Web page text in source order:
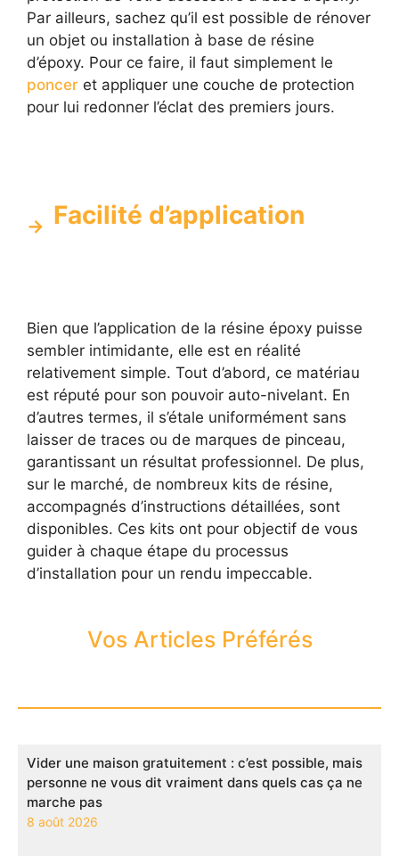
Par ailleurs, sachez qu’il est possible de rénover
un objet ou installation à base de résine
d’époxy. Pour ce faire, il faut simplement le
poncer et appliquer une couche de protection
pour lui redonner l’éclat des premiers jours.
Facilité d’application
Bien que l’application de la résine époxy puisse
sembler intimidante, elle est en réalité
relativement simple. Tout d’abord, ce matériau
est réputé pour son pouvoir auto-nivelant. En
d’autres termes, il s’étale uniformément sans
laisser de traces ou de marques de pinceau,
garantissant un résultat professionnel. De plus,
sur le marché, de nombreux kits de résine,
accompagnés d’instructions détaillées, sont
disponibles. Ces kits ont pour objectif de vous
guider à chaque étape du processus
d’installation pour un rendu impeccable.
Vos Articles Préférés
Vider une maison gratuitement : c’est possible, mais
personne ne vous dit vraiment dans quels cas ça ne
marche pas
8 août 2026